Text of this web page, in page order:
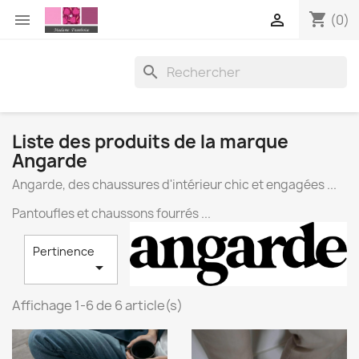
 shopping_cart (0)


Liste des produits de la marque
Angarde
Angarde, des chaussures d'intérieur chic et engagées ...
Pantoufles et chaussons fourrés ...
Pertinence

Affichage 1-6 de 6 article(s)